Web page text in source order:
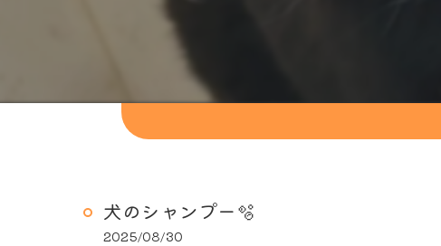
犬のシャンプー🫧
2025/08/30